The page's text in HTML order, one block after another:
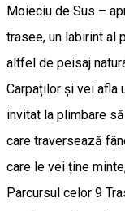
Moieciu de Sus –
trasee, un labirint al
altfel de peisaj
Carpaților și vei afla
invitat la plimbare
care traversează
care le vei ține
Parcursul celor 9